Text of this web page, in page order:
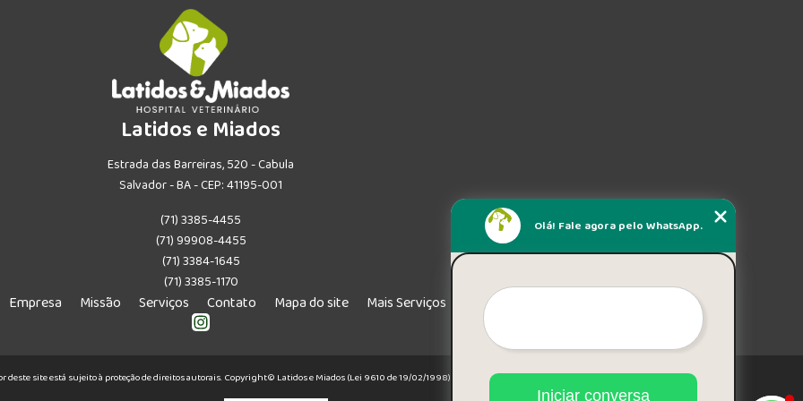
Latidos e Miados
Estrada das Barreiras, 520 - Cabula
Salvador - BA - CEP: 41195-001
(71) 3385-4455
(71) 99908-4455
(71) 3384-1645
(71) 3385-1170
Empresa Missão Serviços Contato Mapa do site Mais Serviços
deste site está sujeito à proteção de direitos autorais. Copyright© Latidos e Miados (Lei 9610 de 19/02/1998)
Olá! Fale agora pelo WhatsApp.
Iniciar conversa